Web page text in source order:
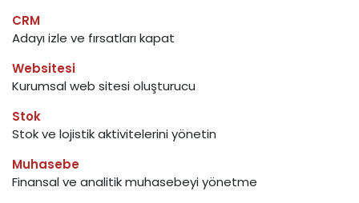
CRM
Adayı izle ve fırsatları kapat
Websitesi
Kurumsal web sitesi oluşturucu
Stok
Stok ve lojistik aktivitelerini yönetin
Muhasebe
Finansal ve analitik muhasebeyi yönetme